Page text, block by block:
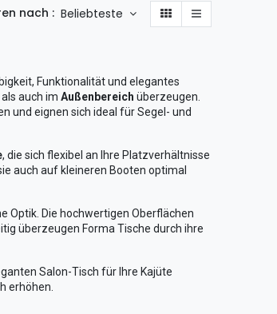
nach : Beliebteste
Funktionalität und elegantes
als auch im Außenbereich überzeugen.
und eignen sich ideal für Segel- und
, die sich flexibel an Ihre Platzverhältnisse
auch auf kleineren Booten optimal
Optik. Die hochwertigen Oberflächen
überzeugen Forma Tische durch ihre
Salon-Tisch für Ihre Kajüte
erhöhen.